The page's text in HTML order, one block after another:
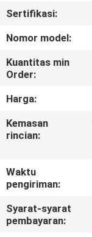
VR
TENTANG
KAMI
TUR
PABRIK
KONTROL
KUALITAS
Sertifikasi:
Nomor model:
Kuantitas min
Order:
Harga:
Kemasan
rincian:
Waktu
pengiriman:
Syarat-syarat
pembayaran: